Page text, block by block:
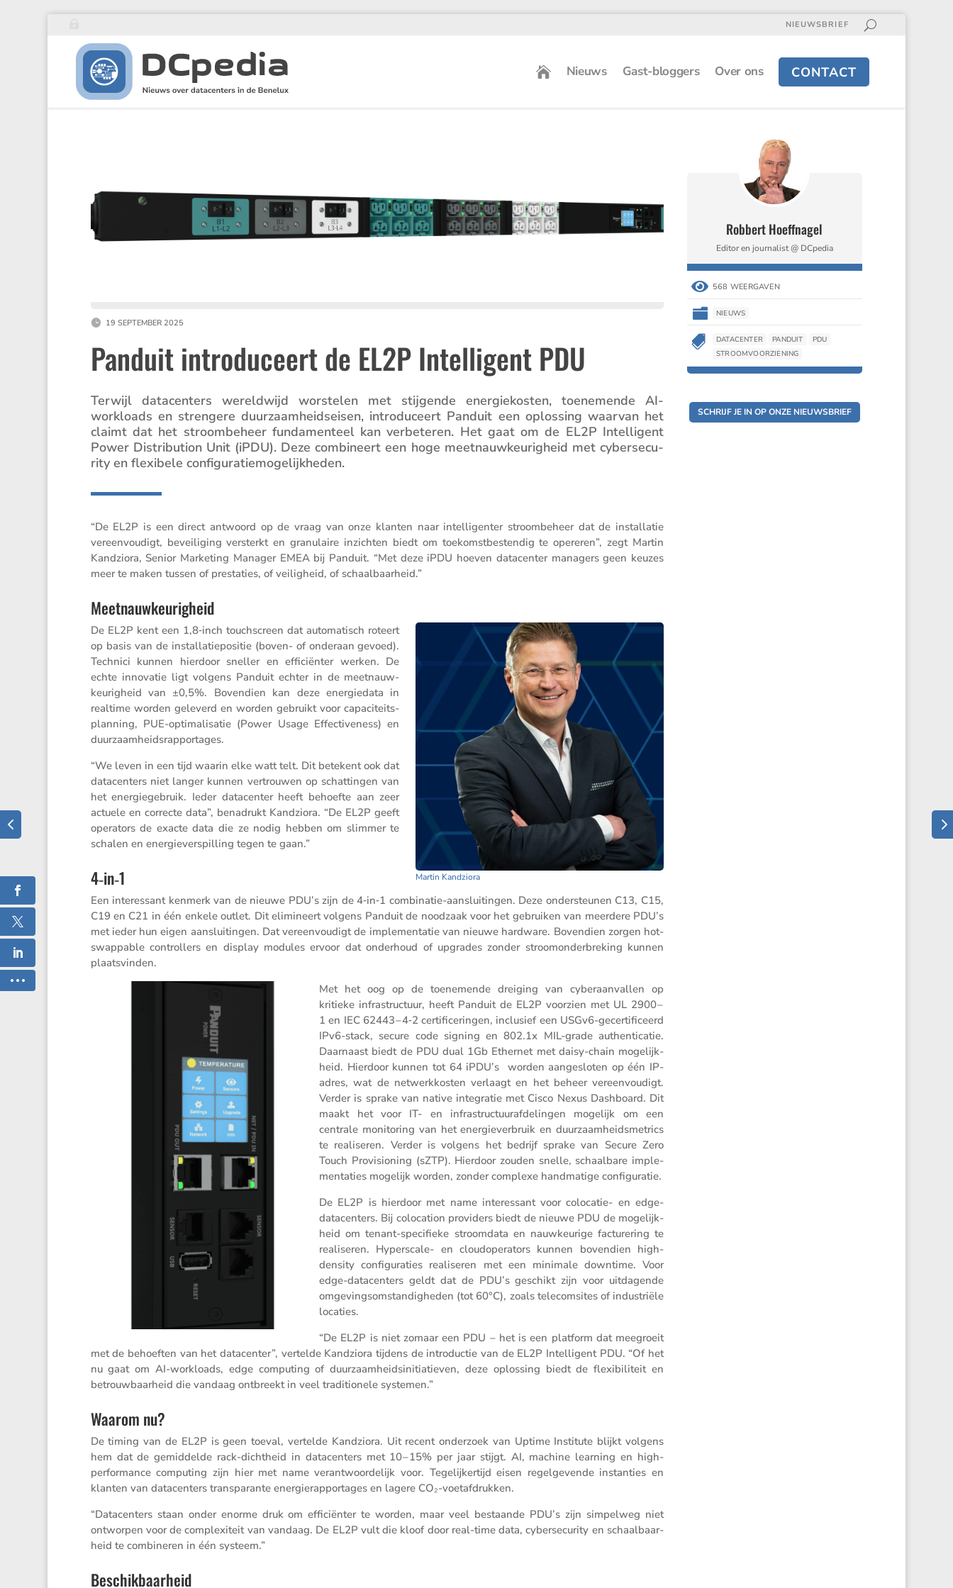
NIEUWSBRIEF
Nieuws Gast-bloggers Over ons CONTACT
19 SEPTEMBER 2025
Panduit introduceert de EL2P Intelligent PDU
Terwijl datacen­ters wereld­wijd worstelen met stijgende energie­kosten, toene­mende AI-
workloads en stren­gere duurzaam­heids­eisen, intro­du­ceert Panduit een oplos­sing waarvan het
claimt dat het stroom­be­heer funda­men­teel kan verbe­teren. Het gaat om de EL2P Intel­li­gent
Power Distri­bu­tion Unit (iPDU). Deze combi­neert een hoge meetnauw­keu­rig­heid met cyber­se­cu­
rity en flexi­bele configuratiemogelijkheden.
“De EL2P is een direct antwoord op de vraag van onze klanten naar intel­li­genter stroom­be­heer dat de instal­latie
vereen­vou­digt, bevei­li­ging versterkt en granu­laire inzichten biedt om toekomst­be­stendig te opereren”, zegt Martin
Kandziora, Senior Marke­ting Manager EMEA bij Panduit. “Met deze iPDU hoeven datacenter managers geen keuzes
meer te maken tussen of presta­ties, of veilig­heid, of schaalbaarheid.”
Meetnauwkeurigheid
Martin Kandziora
De EL2P kent een 1,8‑inch touchs­creen dat automa­tisch roteert
op basis van de instal­la­tie­po­sitie (boven- of onderaan gevoed).
Technici kunnen hierdoor sneller en effici­ënter werken. De
echte innovatie ligt volgens Panduit echter in de meetnauw­
keu­rig­heid van ±0,5%. Boven­dien kan deze energie­data in
realtime worden geleverd en worden gebruikt voor capaci­teits­
plan­ning, PUE-optima­li­satie (Power Usage Effec­ti­ve­ness) en
duurzaamheidsrapportages.
“We leven in een tijd waarin elke watt telt. Dit betekent ook dat
datacen­ters niet langer kunnen vertrouwen op schat­tingen van
het energie­ge­bruik. Ieder datacenter heeft behoefte aan zeer
actuele en correcte data”, benadrukt Kandziora. “De EL2P geeft
opera­tors de exacte data die ze nodig hebben om slimmer te
schalen en energie­ver­spil­ling tegen te gaan.”
4‑in‑1
Een interes­sant kenmerk van de nieuwe PDU’s zijn de 4‑in‑1 combi­natie-aanslui­tingen. Deze onder­steunen C13, C15,
C19 en C21 in één enkele outlet. Dit elimi­neert volgens Panduit de noodzaak voor het gebruiken van meerdere PDU’s
met ieder hun eigen aanslui­tingen. Dat vereen­vou­digt de imple­men­tatie van nieuwe hardware. Boven­dien zorgen hot-
swappable control­lers en display modules ervoor dat onder­houd of upgrades zonder stroom­on­der­bre­king kunnen
plaatsvinden.
Met het oog op de toene­mende dreiging van cyber­aan­vallen op
kritieke infra­struc­tuur, heeft Panduit de EL2P voorzien met UL 2900 –
1 en IEC 62443 – 4‑2 certi­fi­ce­ringen, inclu­sief een USGv6-gecer­ti­fi­ceerd
IPv6-stack, secure code signing en 802.1x MIL-grade authen­ti­catie.
Daarnaast biedt de PDU dual 1Gb Ethernet met daisy-chain mogelijk­
heid. Hierdoor kunnen tot 64 iPDU’s worden aange­sloten op één IP-
adres, wat de netwerk­kosten verlaagt en het beheer vereen­vou­digt.
Verder is sprake van native integratie met Cisco Nexus Dashboard. Dit
maakt het voor IT- en infra­struc­tuur­af­de­lingen mogelijk om een
centrale monito­ring van het energie­ver­bruik en duurzaam­heids­me­trics
te reali­seren. Verder is volgens het bedrijf sprake van Secure Zero
Touch Provi­si­o­ning (sZTP). Hierdoor zouden snelle, schaal­bare imple­
men­ta­ties mogelijk worden, zonder complexe handma­tige configuratie.
De EL2P is hierdoor met name interes­sant voor colocatie- en edge-
datacen­ters. Bij coloca­tion provi­ders biedt de nieuwe PDU de mogelijk­
heid om tenant-speci­fieke stroom­data en nauwkeu­rige factu­re­ring te
reali­seren. Hypers­cale- en cloudope­ra­tors kunnen boven­dien high-
density confi­gu­ra­ties reali­seren met een minimale downtime. Voor
edge-datacen­ters geldt dat de PDU’s geschikt zijn voor uitda­gende
omgevings­om­stan­dig­heden (tot 60°C), zoals telecom­sites of industriële
locaties.
“De EL2P is niet zomaar een PDU – het is een platform dat meegroeit
met de behoeften van het datacenter”, vertelde Kandziora tijdens de intro­ductie van de EL2P Intel­li­gent PDU. “Of het
nu gaat om AI-workloads, edge compu­ting of duurzaam­heids­ini­ti­a­tieven, deze oplos­sing biedt de flexi­bi­li­teit en
betrouw­baar­heid die vandaag ontbreekt in veel tradi­ti­o­nele systemen.”
Waarom nu?
De timing van de EL2P is geen toeval, vertelde Kandziora. Uit recent onder­zoek van Uptime Insti­tute blijkt volgens
hem dat de gemid­delde rack-dicht­heid in datacen­ters met 10 – 15% per jaar stijgt. AI, machine learning en high-
perfor­mance compu­ting zijn hier met name verant­woor­de­lijk voor. Tegelij­ker­tijd eisen regel­ge­vende instan­ties en
klanten van datacen­ters trans­pa­rante energie­rap­por­tages en lagere CO₂-voetafdrukken.
“Datacen­ters staan onder enorme druk om effici­ënter te worden, maar veel bestaande PDU’s zijn simpelweg niet
ontworpen voor de complexi­teit van vandaag. De EL2P vult die kloof door real-time data, cyber­se­cu­rity en schaal­baar­
heid te combi­neren in één systeem.”
Beschikbaarheid
Robbert Hoeffnagel
Editor en journalist @ DCpedia
 568 WEERGAVEN
 NIEUWS
 DATACENTER PANDUIT
PDU
STROOMVOORZIENING
SCHRIJF JE IN OP ONZE NIEUWSBRIEF